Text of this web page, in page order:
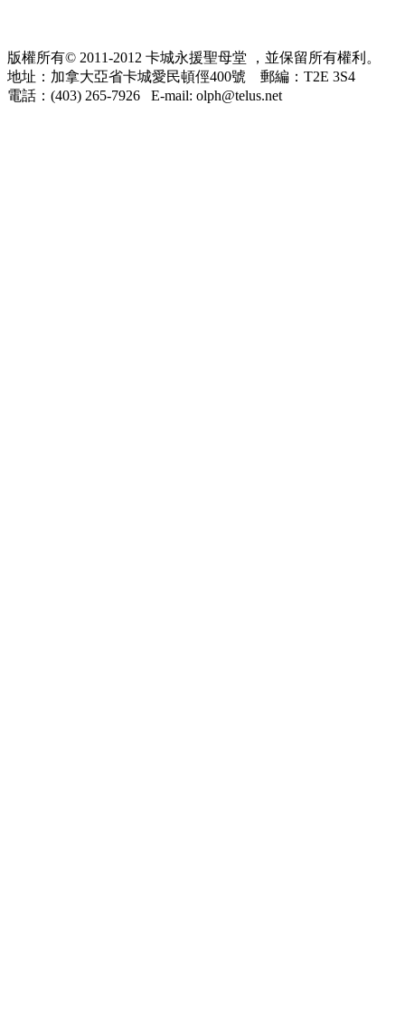
版權所有© 2011-2012 卡城永援聖母堂 ，並保留所有權利。
地址：加拿大亞省卡城愛民頓俓400號 郵編：T2E 3S4
電話：(403) 265-7926 E-mail: olph@telus.net